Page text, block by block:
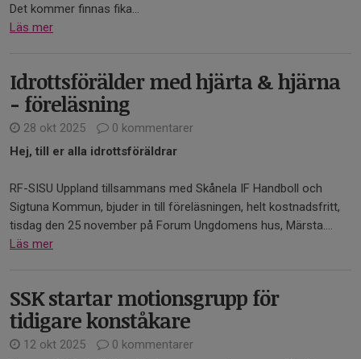
Det kommer finnas fika...
Läs mer
Idrottsförälder med hjärta & hjärna
- föreläsning
28 okt 2025
0 kommentarer
Hej, till er alla idrottsföräldrar
RF-SISU Uppland tillsammans med Skånela IF Handboll och
Sigtuna Kommun, bjuder in till föreläsningen, helt kostnadsfritt,
tisdag den 25 november på Forum Ungdomens hus, Märsta....
Läs mer
SSK startar motionsgrupp för
tidigare konståkare
12 okt 2025
0 kommentarer